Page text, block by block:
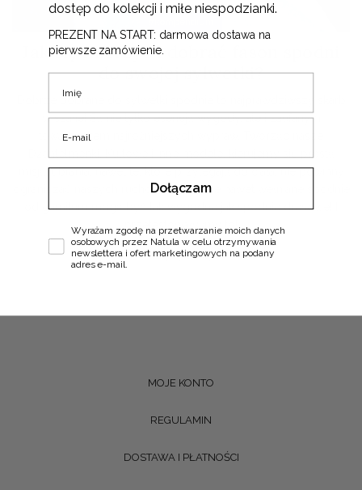
Jak się mierzyć i dobrać fason spodni
do swojej sylwetki?
Dobrze dobrane do sylwetki spodnie to najprawdziwszy skarb
w szafie! Są nie tylko esencją wygody, ale i zaufanym
towarzyszem najróżniejszych wypraw. Tworząc nasze
misją: ubrania, nawet te, które przylegają do ciała, nie powinny
ograniczać naszych ruchów. Wiemy, że nawet wełniane spodnie
od garnituru mogą być tak wygodne jak spodnie dresowe! I
przetestowałyśmy to!
Czytaj Dalej
MOJE KONTO
REGULAMIN
DOSTAWA I PŁATNOŚCI
dostęp do kolekcji i miłe niespodzianki.
PREZENT NA START: darmowa dostawa na
pierwsze zamówienie.
Imię
E-mail
Dołączam
ZgodaWyrażam zgodę na przetwarzanie moich danych
osobowych przez Natula w celu otrzymywania
newslettera i ofert marketingowych na podany
adres e-mail.